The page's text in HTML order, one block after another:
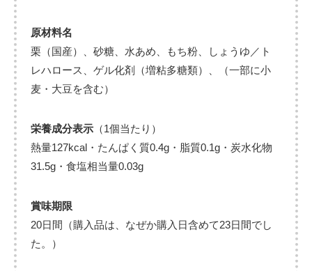
原材料名
栗（国産）、砂糖、水あめ、もち粉、しょうゆ／ト
レハロース、ゲル化剤（増粘多糖類）、（一部に小
麦・大豆を含む）
栄養成分表示 （1個当たり）
熱量127kcal・たんぱく質0.4g・脂質0.1g・炭水化物
31.5g・食塩相当量0.03g
賞味期限
20日間（購入品は、なぜか購入日含めて23日間でし
た。）